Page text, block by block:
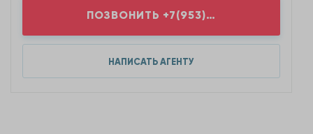
ПОЗВОНИТЬ +7(953)0...
НАПИСАТЬ АГЕНТУ